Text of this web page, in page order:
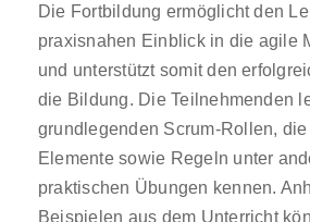
Die Fortbildung ermöglicht den
praxisnahen Einblick in die agile
und unterstützt somit den
die Bildung. Die Teilnehmenden
grundlegenden Scrum-Rollen,
Elemente sowie Regeln unter
praktischen Übungen kennen.
Beispielen aus dem Unterricht